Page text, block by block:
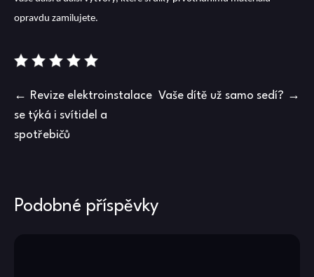
opravdu zamilujete.
Navigace
pro
příspěvek
Revize elektroinstalace
se týká i svítidel a
spotřebičů
Vaše dítě už samo sedí?
Podobné příspěvky